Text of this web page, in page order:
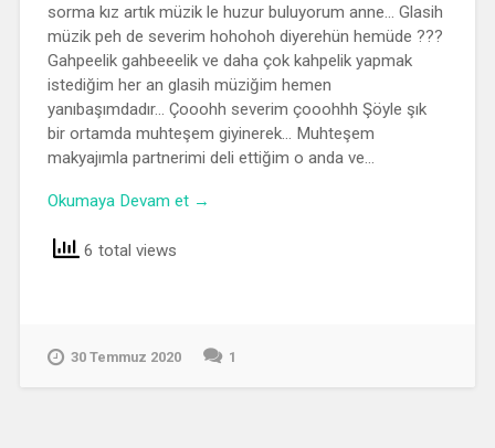
sorma kız artık müzik le huzur buluyorum anne… Glasih
müzik peh de severim hohohoh diyerehün hemüde ???
Gahpeelik gahbeeelik ve daha çok kahpelik yapmak
istediğim her an glasih müziğim hemen
yanıbaşımdadır… Çooohh severim çooohhh Şöyle şık
bir ortamda muhteşem giyinerek… Muhteşem
makyajımla partnerimi deli ettiğim o anda ve…
Okumaya Devam et →
6 total views
30 Temmuz 2020 1